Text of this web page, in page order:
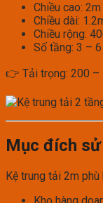
Chiều cao: 2m
Chiều dài:
Chiều rộng:
Số tầng: 3 –
👉 Tải trọng: 200 –
Mục đích
Kệ trung tải 2m phù